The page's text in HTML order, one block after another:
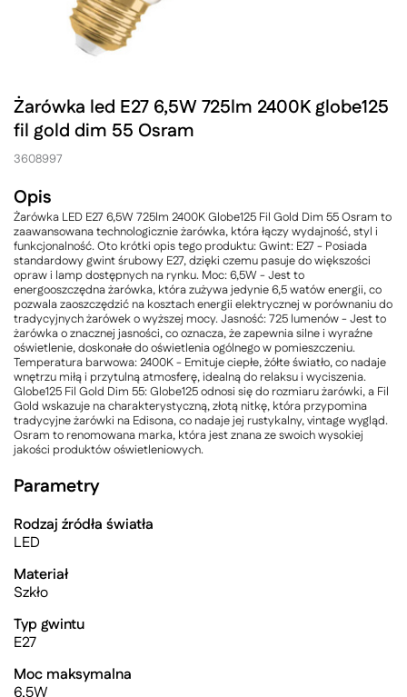
Żarówka led E27 6,5W 725lm 2400K globe125
fil gold dim 55 Osram
3608997
Opis
Żarówka LED E27 6,5W 725lm 2400K Globe125 Fil Gold Dim 55 Osram to
zaawansowana technologicznie żarówka, która łączy wydajność, styl i
funkcjonalność. Oto krótki opis tego produktu: Gwint: E27 - Posiada
standardowy gwint śrubowy E27, dzięki czemu pasuje do większości
opraw i lamp dostępnych na rynku. Moc: 6,5W - Jest to
energooszczędna żarówka, która zużywa jedynie 6,5 watów energii, co
pozwala zaoszczędzić na kosztach energii elektrycznej w porównaniu do
tradycyjnych żarówek o wyższej mocy. Jasność: 725 lumenów - Jest to
żarówka o znacznej jasności, co oznacza, że zapewnia silne i wyraźne
oświetlenie, doskonałe do oświetlenia ogólnego w pomieszczeniu.
Temperatura barwowa: 2400K - Emituje ciepłe, żółte światło, co nadaje
wnętrzu miłą i przytulną atmosferę, idealną do relaksu i wyciszenia.
Globe125 Fil Gold Dim 55: Globe125 odnosi się do rozmiaru żarówki, a Fil
Gold wskazuje na charakterystyczną, złotą nitkę, która przypomina
tradycyjne żarówki na Edisona, co nadaje jej rustykalny, vintage wygląd.
Osram to renomowana marka, która jest znana ze swoich wysokiej
jakości produktów oświetleniowych.
Parametry
Rodzaj źródła światła
LED
Materiał
Szkło
Typ gwintu
E27
Moc maksymalna